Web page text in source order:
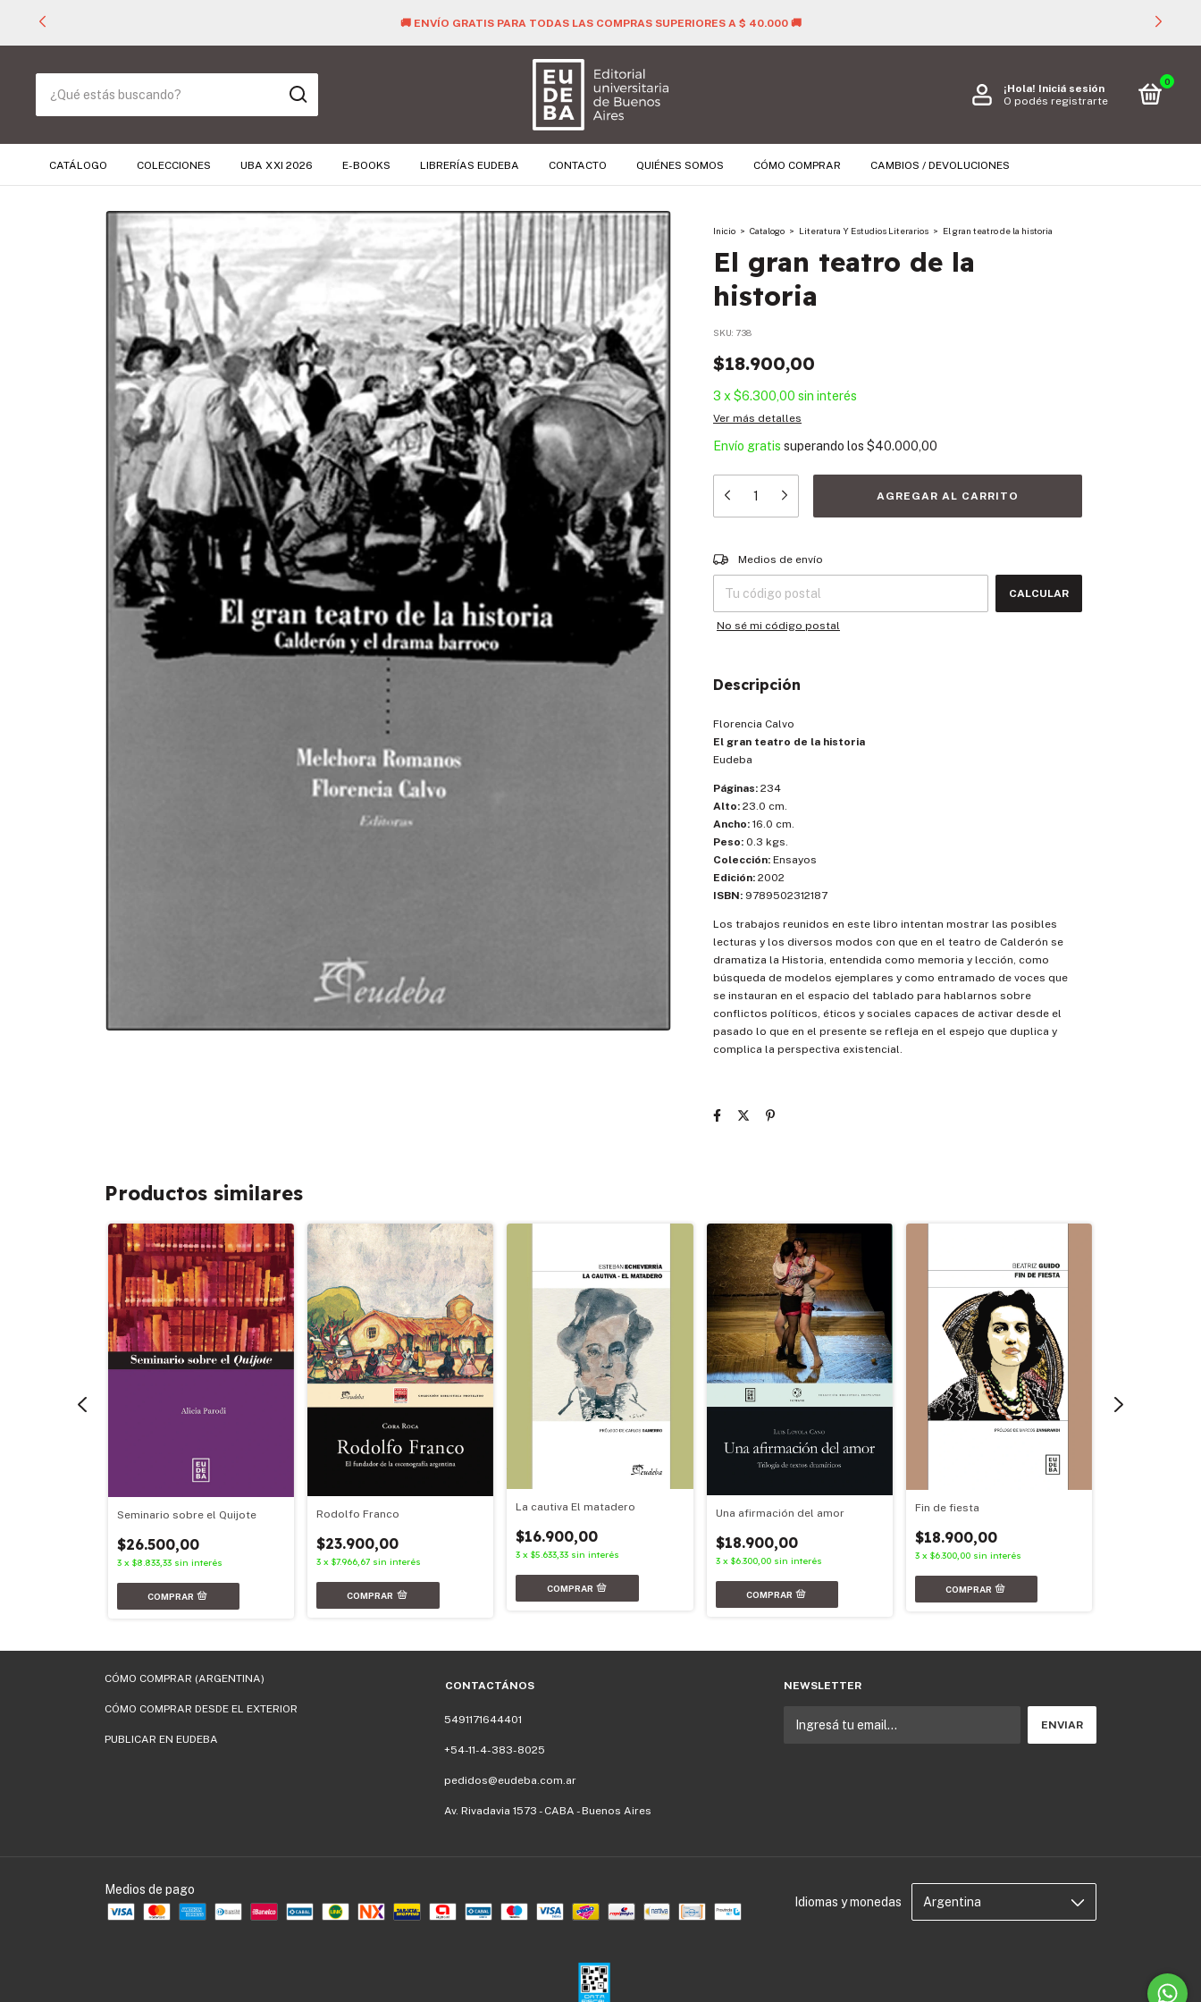
🚚 ENVÍO GRATIS PARA TODAS LAS COMPRAS SUPERIORES A $ 40.000 🚚
¡Hola! Iniciá sesión
O podés registrarte
0
CATÁLOGO COLECCIONES UBA XXI 2026 E-BOOKS LIBRERÍAS EUDEBA CONTACTO QUIÉNES SOMOS CÓMO COMPRAR CAMBIOS / DEVOLUCIONES
Inicio > Catalogo > Literatura Y Estudios Literarios > El gran teatro de la historia
El gran teatro de la
historia
SKU: 738
$18.900,00
3 x $6.300,00 sin interés
Ver más detalles
Envío gratis superando los $40.000,00
Entregas para el CP:
Medios de envío
CALCULAR
No sé mi código postal
Descripción
Florencia Calvo
El gran teatro de la historia
Eudeba
Páginas: 234
Alto: 23.0 cm.
Ancho: 16.0 cm.
Peso: 0.3 kgs.
Colección: Ensayos
Edición: 2002
ISBN: 9789502312187
Los trabajos reunidos en este libro intentan mostrar las posibles
lecturas y los diversos modos con que en el teatro de Calderón se
dramatiza la Historia, entendida como memoria y lección, como
búsqueda de modelos ejemplares y como entramado de voces que
se instauran en el espacio del tablado para hablarnos sobre
conflictos políticos, éticos y sociales capaces de activar desde el
pasado lo que en el presente se refleja en el espejo que duplica y
complica la perspectiva existencial.
Productos similares
Seminario sobre el Quijote
$26.500,00
3 x $8.833,33 sin interés
Rodolfo Franco
$23.900,00
3 x$7.966,67 sin interés
La cautiva El matadero
$16.900,00
3 x$5.633,33 sin interés
Una afirmación del amor
$18.900,00
3 x $6.300,00 sin interés
Fin de fiesta
$18.900,00
3 x $6.300,00 sin interés
CÓMO COMPRAR (ARGENTINA)
CÓMO COMPRAR DESDE EL EXTERIOR
PUBLICAR EN EUDEBA
CONTACTÁNOS
5491171644401
+54-11-4-383-8025
pedidos@eudeba.com.ar
Av. Rivadavia 1573 - CABA - Buenos Aires
NEWSLETTER
Medios de pago
Idiomas y monedas